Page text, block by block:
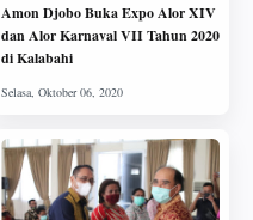
Amon Djobo Buka Expo Alor XIV
dan Alor Karnaval VII Tahun 2020
di Kalabahi